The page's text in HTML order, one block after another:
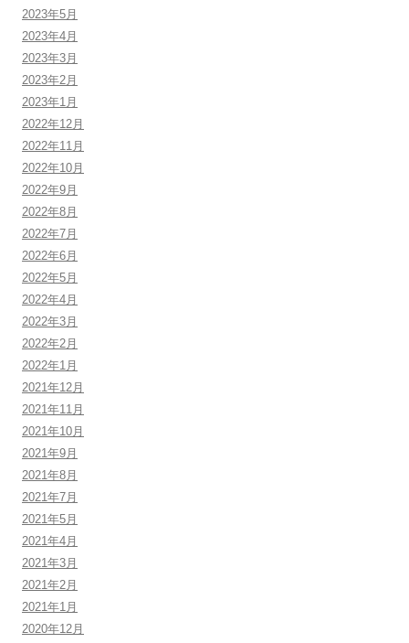
2023年5月
2023年4月
2023年3月
2023年2月
2023年1月
2022年12月
2022年11月
2022年10月
2022年9月
2022年8月
2022年7月
2022年6月
2022年5月
2022年4月
2022年3月
2022年2月
2022年1月
2021年12月
2021年11月
2021年10月
2021年9月
2021年8月
2021年7月
2021年5月
2021年4月
2021年3月
2021年2月
2021年1月
2020年12月